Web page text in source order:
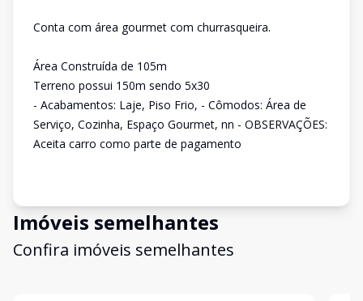
Conta com área gourmet com churrasqueira.
Área Construída de 105m
Terreno possui 150m sendo 5x30
- Acabamentos: Laje, Piso Frio, - Cômodos: Área de
Serviço, Cozinha, Espaço Gourmet, nn - OBSERVAÇÕES:
Aceita carro como parte de pagamento
Imóveis semelhantes
Confira imóveis semelhantes